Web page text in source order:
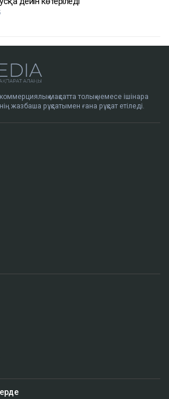
мақсатта толық немесе ішінара
жазбаша рұқсатымен ғана рұқсат етіледі.